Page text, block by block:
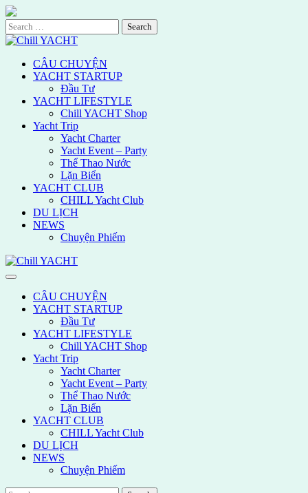
Skip
to
content
Search
for:
CÂU CHUYỆN
YACHT STARTUP
Đầu Tư
YACHT LIFESTYLE
Chill YACHT Shop
Yacht Trip
Yacht Charter
Yacht Event – Party
Thể Thao Nước
Lặn Biển
YACHT CLUB
CHILL Yacht Club
DU LỊCH
NEWS
Chuyện Phiếm
CÂU CHUYỆN
YACHT STARTUP
Đầu Tư
YACHT LIFESTYLE
Chill YACHT Shop
Yacht Trip
Yacht Charter
Yacht Event – Party
Thể Thao Nước
Lặn Biển
YACHT CLUB
CHILL Yacht Club
DU LỊCH
NEWS
Chuyện Phiếm